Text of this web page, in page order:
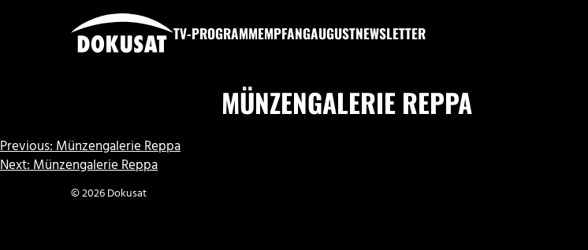
TV-PROGRAMMEMPFANGAUGUSTNEWSLETTER
MÜNZENGALERIE REPPA
BEITRAGSNAVIGATION
Previous:Münzengalerie Reppa
Next:Münzengalerie Reppa
© 2026 Dokusat